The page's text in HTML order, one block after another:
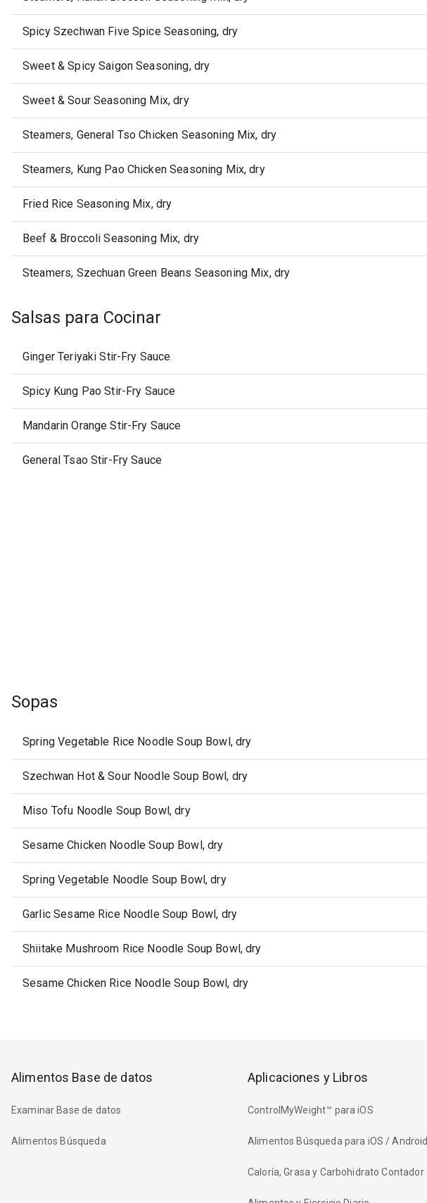
Spicy Szechwan Five Spice Seasoning, dry
Sweet & Spicy Saigon Seasoning, dry
Sweet & Sour Seasoning Mix, dry
Steamers, General Tso Chicken Seasoning Mix, dry
Steamers, Kung Pao Chicken Seasoning Mix, dry
Fried Rice Seasoning Mix, dry
Beef & Broccoli Seasoning Mix, dry
Steamers, Szechuan Green Beans Seasoning Mix, dry
Salsas para Cocinar
Ginger Teriyaki Stir-Fry Sauce
Spicy Kung Pao Stir-Fry Sauce
Mandarin Orange Stir-Fry Sauce
General Tsao Stir-Fry Sauce
Sopas
Spring Vegetable Rice Noodle Soup Bowl, dry
Szechwan Hot & Sour Noodle Soup Bowl, dry
Miso Tofu Noodle Soup Bowl, dry
Sesame Chicken Noodle Soup Bowl, dry
Spring Vegetable Noodle Soup Bowl, dry
Garlic Sesame Rice Noodle Soup Bowl, dry
Shiitake Mushroom Rice Noodle Soup Bowl, dry
Sesame Chicken Rice Noodle Soup Bowl, dry
Alimentos Base de datos
Examinar Base de datos
Alimentos Búsqueda
Aplicaciones y Libros
ControlMyWeight™ para iOS
Alimentos Búsqueda para iOS / Android
Caloría, Grasa y Carbohidrato Contador